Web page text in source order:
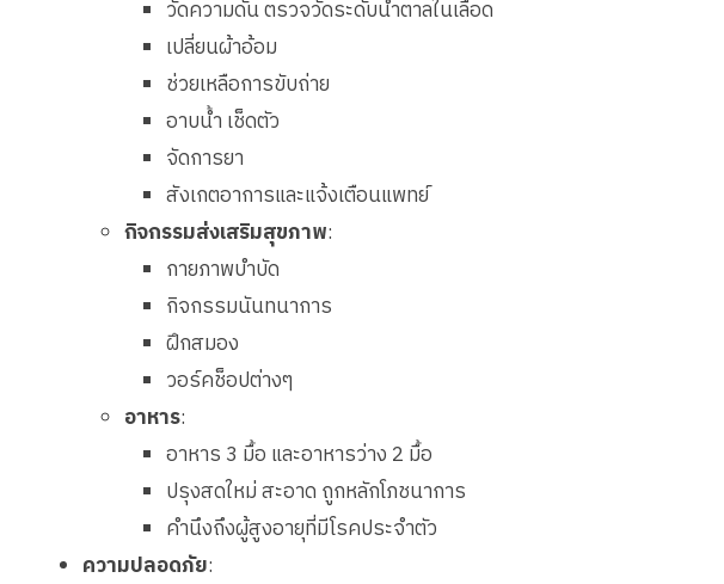
วัดความดัน ตรวจวัดระดับน้ำตาลในเลือด
เปลี่ยนผ้าอ้อม
ช่วยเหลือการขับถ่าย
อาบน้ำ เช็ดตัว
จัดการยา
สังเกตอาการและแจ้งเตือนแพทย์
กิจกรรมส่งเสริมสุขภาพ:
กายภาพบำบัด
กิจกรรมนันทนาการ
ฝึกสมอง
วอร์คช็อปต่างๆ
อาหาร:
อาหาร 3 มื้อ และอาหารว่าง 2 มื้อ
ปรุงสดใหม่ สะอาด ถูกหลักโภชนาการ
คำนึงถึงผู้สูงอายุที่มีโรคประจำตัว
ความปลอดภัย: